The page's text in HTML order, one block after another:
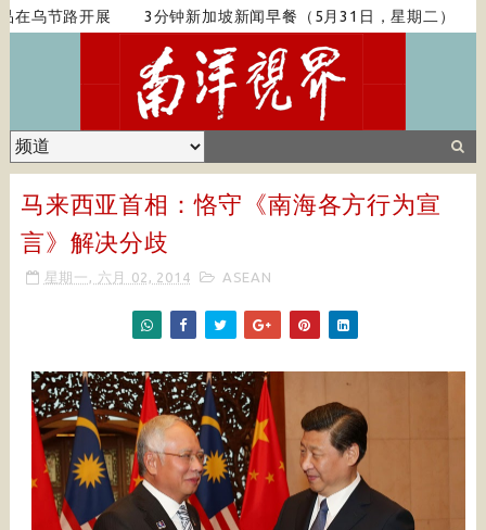
乌节路开展 3分钟新加坡新闻早餐（5月31日，星期二）
马来西亚首相：恪守《南海各方行为宣
言》解决分歧
星期一, 六月 02, 2014 ASEAN